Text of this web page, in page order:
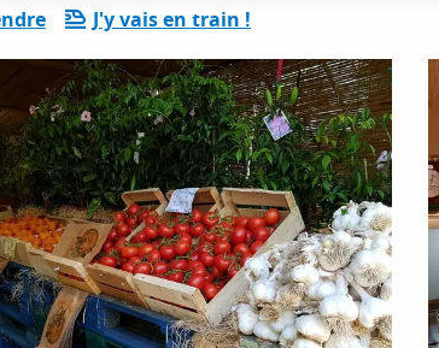
J'y vais en train !